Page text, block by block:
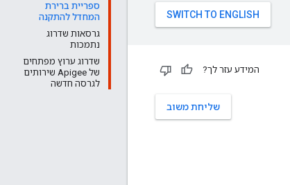
ספריית ברירת
המחדל להתקנה
גרסאות שדרוג
נתמכות
שדרוג ערוץ מפתחים
של Apigee שירותים
לגרסה חדשה
המידע עזר לך?
שליחת משוב